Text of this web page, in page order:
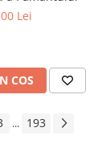
Lei
COS
... 193